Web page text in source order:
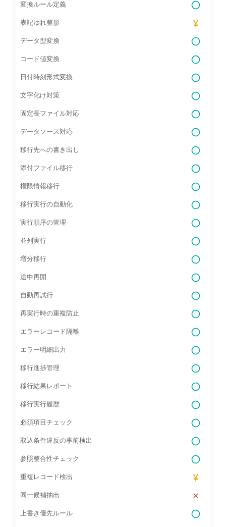
変換ルール定義
表記ゆれ整形
データ型変換
コード値変換
日付時刻形式変換
文字化け対策
固定長ファイル対応
データソース対応
移行先への書き出し
添付ファイル移行
権限情報移行
移行実行の自動化
実行順序の管理
並列実行
増分移行
途中再開
自動再試行
再実行時の重複防止
エラーレコード隔離
エラー明細出力
移行進捗管理
移行結果レポート
移行実行履歴
必須項目チェック
取込条件違反の事前検出
参照整合性チェック
重複レコード検出
同一候補抽出
上書き優先ルール